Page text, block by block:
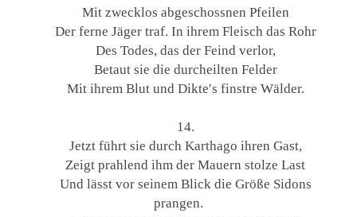
Mit zwecklos abgeschossnen Pfeilen
Der ferne Jäger traf. In ihrem Fleisch das Rohr
Des Todes, das der Feind verlor,
Betaut sie die durcheilten Felder
Mit ihrem Blut und Dikte′s finstre Wälder.
14.
Jetzt führt sie durch Karthago ihren Gast,
Zeigt prahlend ihm der Mauern stolze Last
Und lässt vor seinem Blick die Größe Sidons
prangen.